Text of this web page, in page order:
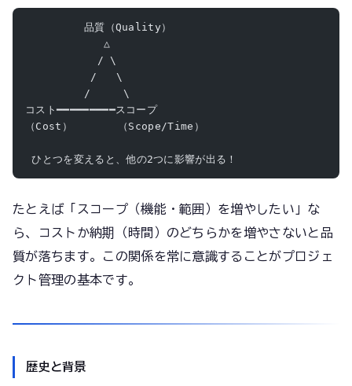
         品質（Quality）
            △
           / \
          /   \
         /     \
コスト━━━━━━━━━スコープ
（Cost）       （Scope/Time）
ひとつを変えると、他の2つに影響が出る！
たとえば「スコープ（機能・範囲）を増やしたい」な
ら、コストか納期（時間）のどちらかを増やさないと品
質が落ちます。この関係を常に意識することがプロジェ
クト管理の基本です。
歴史と背景